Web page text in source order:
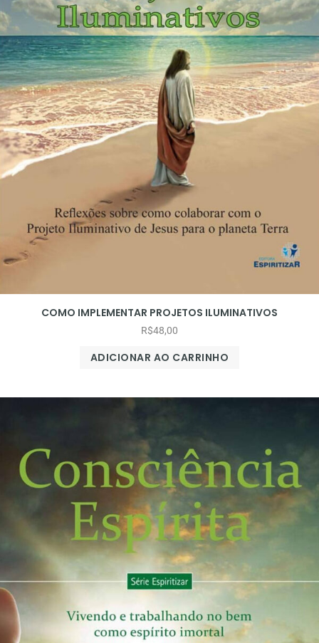
COMO IMPLEMENTAR PROJETOS ILUMINATIVOS
R$48,00
ADICIONAR AO CARRINHO